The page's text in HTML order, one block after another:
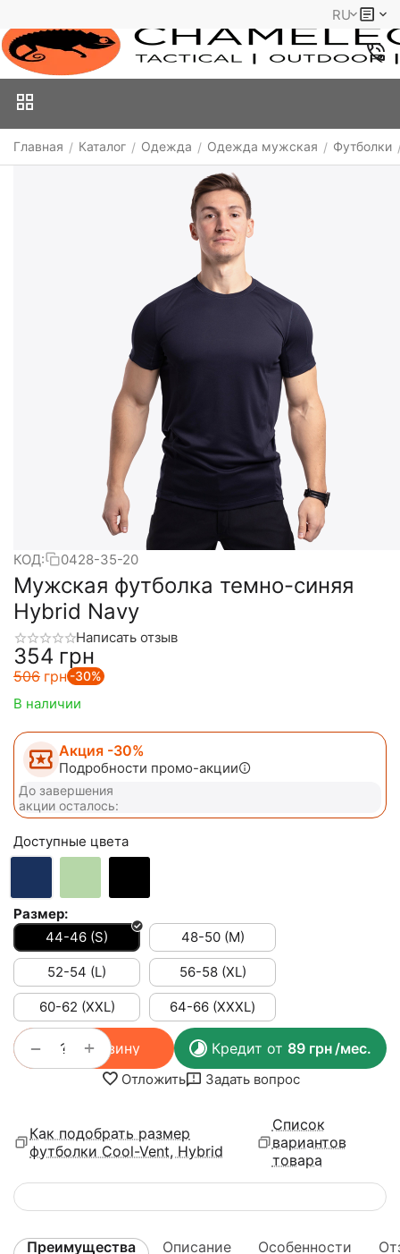
RU
Главная / Каталог / Одежда / Одежда мужская / Футболки
КОД: 0428-35-20
Мужская футболка темно-синяя
Hybrid Navy
Написать отзыв
‍354‍ грн
‍506‍ грн -30%
В наличии
Акция -30%
Подробности промо-акции
До завершения
акции осталось:
Доступные цвета
Размер:
44-46 (S)
48-50 (M)
52-54 (L) 56-58 (XL)
60-62 (XXL) 64-66 (ХХХL)
+
− В корзину Кредит от 89 грн/мес.
Отложить Задать вопрос
Как подобрать размер
футболки Cool-Vent, Hybrid
Список
вариантов
товара
Преимущества Описание Особенности